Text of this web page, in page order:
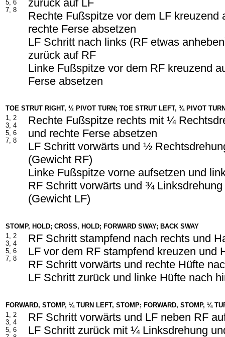
5, 6
7, 8
zurück auf LF
Rechte Fußspitze vor dem LF kreuzend
rechte Ferse absetzen
LF Schritt nach links (RF etwas
zurück auf RF
Linke Fußspitze vor dem RF kreuzend
Ferse absetzen
TOE STRUT RIGHT, ½ PIVOT TURN; TOE STRUT LEFT, ¾ PIVOT
1, 2
3, 4
5, 6
7, 8
Rechte Fußspitze rechts mit ¼
und rechte Ferse absetzen
LF Schritt vorwärts und ½
(Gewicht RF)
Linke Fußspitze vorne aufsetzen und
RF Schritt vorwärts und ¾
(Gewicht LF)
STOMP, HOLD; CROSS, HOLD; FORWARD SWAY; BACK SWAY
1, 2
3, 4
5, 6
7, 8
RF Schritt stampfend nach rechts und
LF vor dem RF stampfend kreuzen und
RF Schritt vorwärts und rechte Hüfte
LF Schritt zurück und linke Hüfte nach
FORWARD, STOMP, ¼ TURN LEFT, STOMP; FORWARD, STOMP, ¼
1, 2
3, 4
5, 6
RF Schritt vorwärts und LF neben RF
LF Schritt zurück mit ¼ Linksdrehung